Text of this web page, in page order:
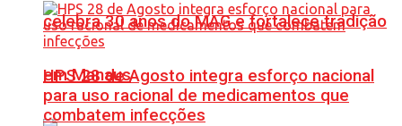
celebra 30 anos do MAG e fortalece tradição
em Manaus
HPS 28 de Agosto integra esforço nacional
para uso racional de medicamentos que
combatem infecções